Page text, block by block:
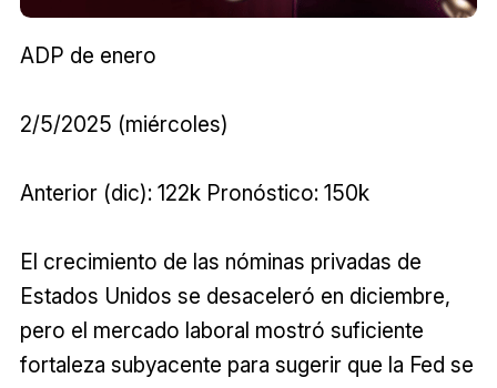
ADP de enero
2/5/2025 (miércoles)
Anterior (dic): 122k Pronóstico: 150k
El crecimiento de las nóminas privadas de
Estados Unidos se desaceleró en diciembre,
pero el mercado laboral mostró suficiente
fortaleza subyacente para sugerir que la Fed se